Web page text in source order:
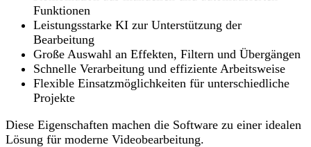
Funktionen
Leistungsstarke KI zur Unterstützung der
Bearbeitung
Große Auswahl an Effekten, Filtern und Übergängen
Schnelle Verarbeitung und effiziente Arbeitsweise
Flexible Einsatzmöglichkeiten für unterschiedliche
Projekte
Diese Eigenschaften machen die Software zu einer idealen
Lösung für moderne Videobearbeitung.